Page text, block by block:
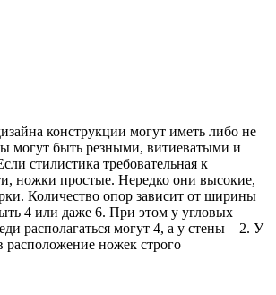
конструкции могут иметь либо не
могут быть резными, витиеватыми и
стилистика требовательная к
ножки простые. Нередко они высокие,
Количество опор зависит от ширины
4 или даже 6. При этом у угловых
располагаться могут 4, а у стены – 2. У
расположение ножек строго